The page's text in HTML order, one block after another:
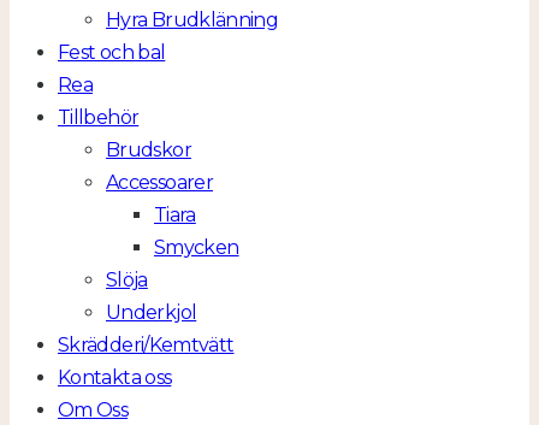
Hyra Brudklänning
Fest och bal
Rea
Tillbehör
Brudskor
Accessoarer
Tiara
Smycken
Slöja
Underkjol
Skrädderi/Kemtvätt
Kontakta oss
Om Oss